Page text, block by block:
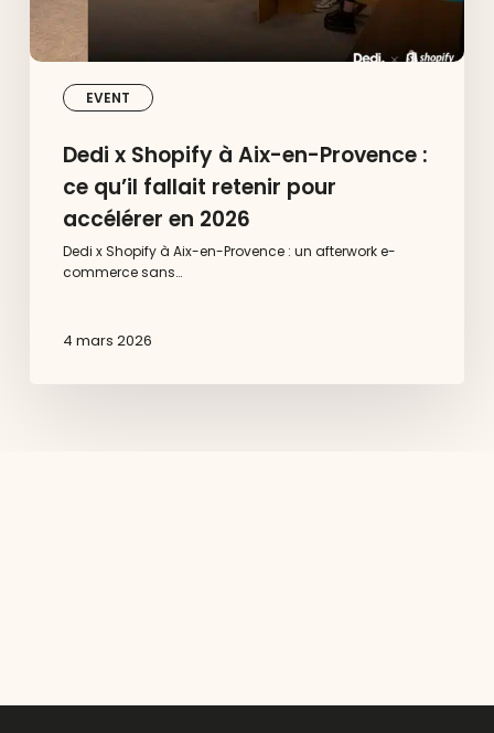
EVENT
pour
accélérer
2026
Dedi x Shopify à Aix-en-Provence :
ce qu’il fallait retenir pour
accélérer en 2026
Dedi x Shopify à Aix-en-Provence : un afterwork e-
commerce sans…
4 mars 2026